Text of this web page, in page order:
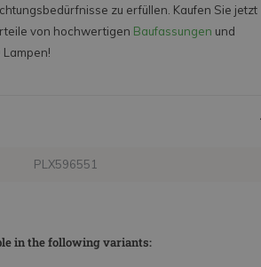
zu erfüllen. Kaufen Sie jetzt
von hochwertigen Baufassungen und
PLX596551
in the following variants: